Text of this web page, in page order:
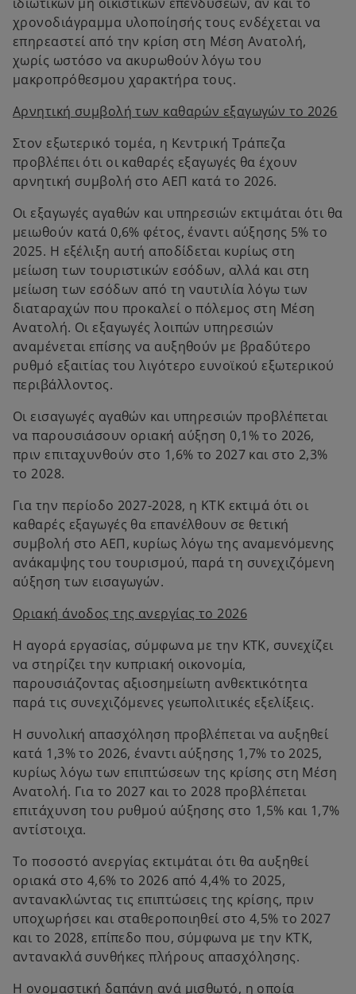
χρονοδιάγραμμα υλοποίησής τους ενδέχεται να
επηρεαστεί από την κρίση στη Μέση Ανατολή,
χωρίς ωστόσο να ακυρωθούν λόγω του
μακροπρόθεσμου χαρακτήρα τους.
Αρνητική συμβολή των καθαρών εξαγωγών το 2026
Στον εξωτερικό τομέα, η Κεντρική Τράπεζα
προβλέπει ότι οι καθαρές εξαγωγές θα έχουν
αρνητική συμβολή στο ΑΕΠ κατά το 2026.
Οι εξαγωγές αγαθών και υπηρεσιών εκτιμάται ότι θα
μειωθούν κατά 0,6% φέτος, έναντι αύξησης 5% το
2025. Η εξέλιξη αυτή αποδίδεται κυρίως στη
μείωση των τουριστικών εσόδων, αλλά και στη
μείωση των εσόδων από τη ναυτιλία λόγω των
διαταραχών που προκαλεί ο πόλεμος στη Μέση
Ανατολή. Οι εξαγωγές λοιπών υπηρεσιών
αναμένεται επίσης να αυξηθούν με βραδύτερο
ρυθμό εξαιτίας του λιγότερο ευνοϊκού εξωτερικού
περιβάλλοντος.
Οι εισαγωγές αγαθών και υπηρεσιών προβλέπεται
να παρουσιάσουν οριακή αύξηση 0,1% το 2026,
πριν επιταχυνθούν στο 1,6% το 2027 και στο 2,3%
το 2028.
Για την περίοδο 2027-2028, η ΚΤΚ εκτιμά ότι οι
καθαρές εξαγωγές θα επανέλθουν σε θετική
συμβολή στο ΑΕΠ, κυρίως λόγω της αναμενόμενης
ανάκαμψης του τουρισμού, παρά τη συνεχιζόμενη
αύξηση των εισαγωγών.
Οριακή άνοδος της ανεργίας το 2026
Η αγορά εργασίας, σύμφωνα με την ΚΤΚ, συνεχίζει
να στηρίζει την κυπριακή οικονομία,
παρουσιάζοντας αξιοσημείωτη ανθεκτικότητα
παρά τις συνεχιζόμενες γεωπολιτικές εξελίξεις.
Η συνολική απασχόληση προβλέπεται να αυξηθεί
κατά 1,3% το 2026, έναντι αύξησης 1,7% το 2025,
κυρίως λόγω των επιπτώσεων της κρίσης στη Μέση
Ανατολή. Για το 2027 και το 2028 προβλέπεται
επιτάχυνση του ρυθμού αύξησης στο 1,5% και 1,7%
αντίστοιχα.
Το ποσοστό ανεργίας εκτιμάται ότι θα αυξηθεί
οριακά στο 4,6% το 2026 από 4,4% το 2025,
αντανακλώντας τις επιπτώσεις της κρίσης, πριν
υποχωρήσει και σταθεροποιηθεί στο 4,5% το 2027
και το 2028, επίπεδο που, σύμφωνα με την ΚΤΚ,
αντανακλά συνθήκες πλήρους απασχόλησης.
Η ονομαστική δαπάνη ανά μισθωτό, η οποία